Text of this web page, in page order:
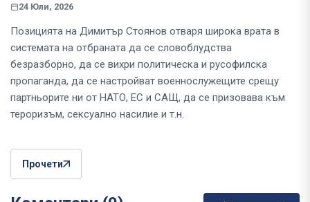
24 Юли, 2026
Позицията на Димитър Стоянов отваря широка врата в
системата на отбраната да се словоблудства
безразборно, да се вихри политическа и русофилска
пропаганда, да се настройват военнослужещите срещу
партньорите ни от НАТО, ЕС и САЩ, да се призовава към
тероризъм, сексуално насилие и т.н.
Прочети